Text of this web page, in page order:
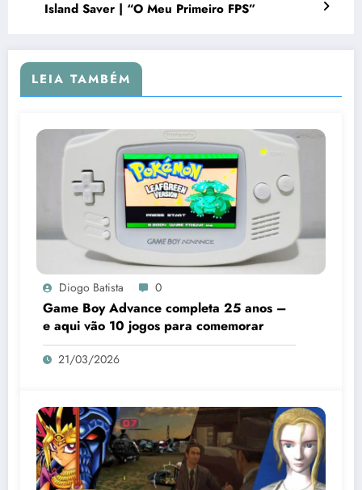
Island Saver | “O Meu Primeiro FPS”
LEIA TAMBÉM
Diogo Batista 0
Game Boy Advance completa 25 anos –
e aqui vão 10 jogos para comemorar
21/03/2026